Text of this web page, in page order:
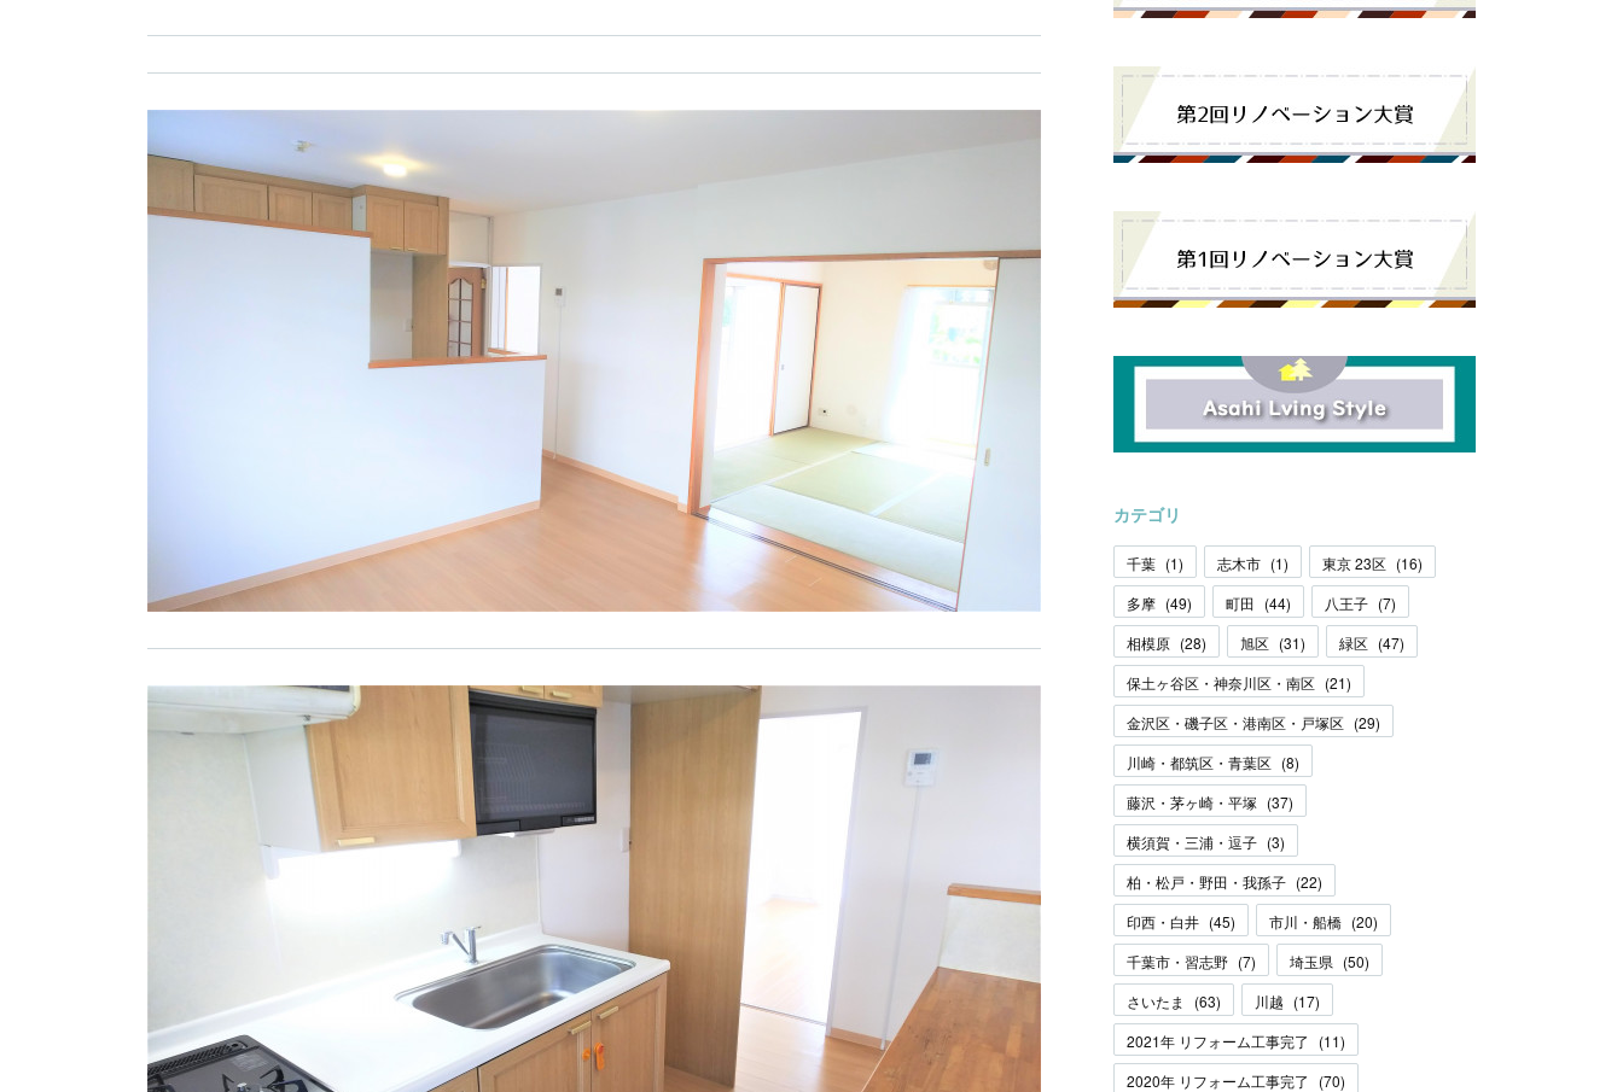
カテゴリ
千葉 (1) 志木市 (1) 東京 23区 (16)
多摩 (49) 町田 (44) 八王子 (7)
相模原 (28) 旭区 (31) 緑区 (47)
保土ヶ谷区・神奈川区・南区 (21)
金沢区・磯子区・港南区・戸塚区 (29)
川崎・都筑区・青葉区 (8)
藤沢・茅ヶ崎・平塚 (37)
横須賀・三浦・逗子 (3)
柏・松戸・野田・我孫子 (22)
印西・白井 (45) 市川・船橋 (20)
千葉市・習志野 (7) 埼玉県 (50)
さいたま
(63) 川越 (17)
2021年 リフォーム工事完了
(11)
2020年 リフォーム工事完了
(70)